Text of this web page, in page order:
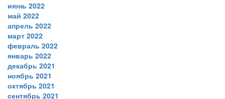
июнь 2022
май 2022
апрель 2022
март 2022
февраль 2022
январь 2022
декабрь 2021
ноябрь 2021
октябрь 2021
сентябрь 2021